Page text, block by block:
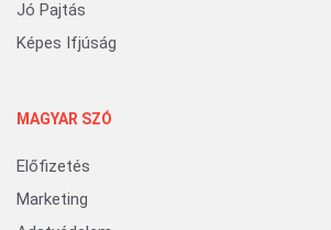
Jó Pajtás
Képes Ifjúság
MAGYAR SZÓ
Előfizetés
Marketing